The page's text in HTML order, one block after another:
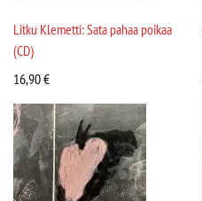
Litku Klemetti: Sata pahaa poikaa
(CD)
16,90€